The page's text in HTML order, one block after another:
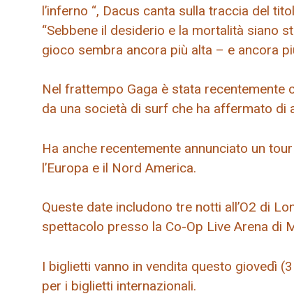
l’inferno “, Dacus canta sulla traccia del
“Sebbene il desiderio e la mortalità siano
gioco sembra ancora più alta – e ancora
Nel frattempo Gaga è stata recentemente
da una società di surf che ha affermato di
Ha anche recentemente annunciato un
l’Europa e il Nord America.
Queste date includono tre notti all’O2 di
spettacolo presso la Co-Op Live Arena di
I biglietti vanno in vendita questo giovedì
per i biglietti internazionali.